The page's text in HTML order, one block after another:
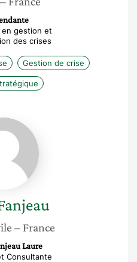
gestion et
des crises
Gestion de crise
Laure
Fanjeau
– France
Laure
Consultante